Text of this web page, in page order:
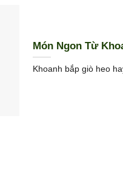
Món Ngon Từ
Khoanh bắp giò heo